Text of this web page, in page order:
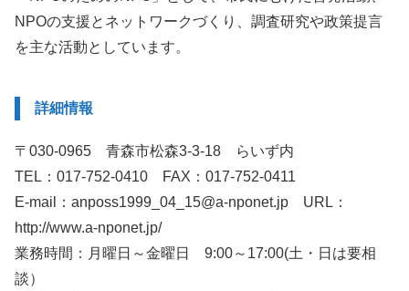
NPOの支援とネットワークづくり、調査研究や政策提言
を主な活動としています。
詳細情報
〒030-0965 青森市松森3-3-18 らいず内
TEL：017-752-0410 FAX：017-752-0411
E-mail：anposs1999_04_15@a-nponet.jp URL：
http://www.a-nponet.jp/
業務時間：月曜日～金曜日 9:00～17:00(土・日は要相
談）